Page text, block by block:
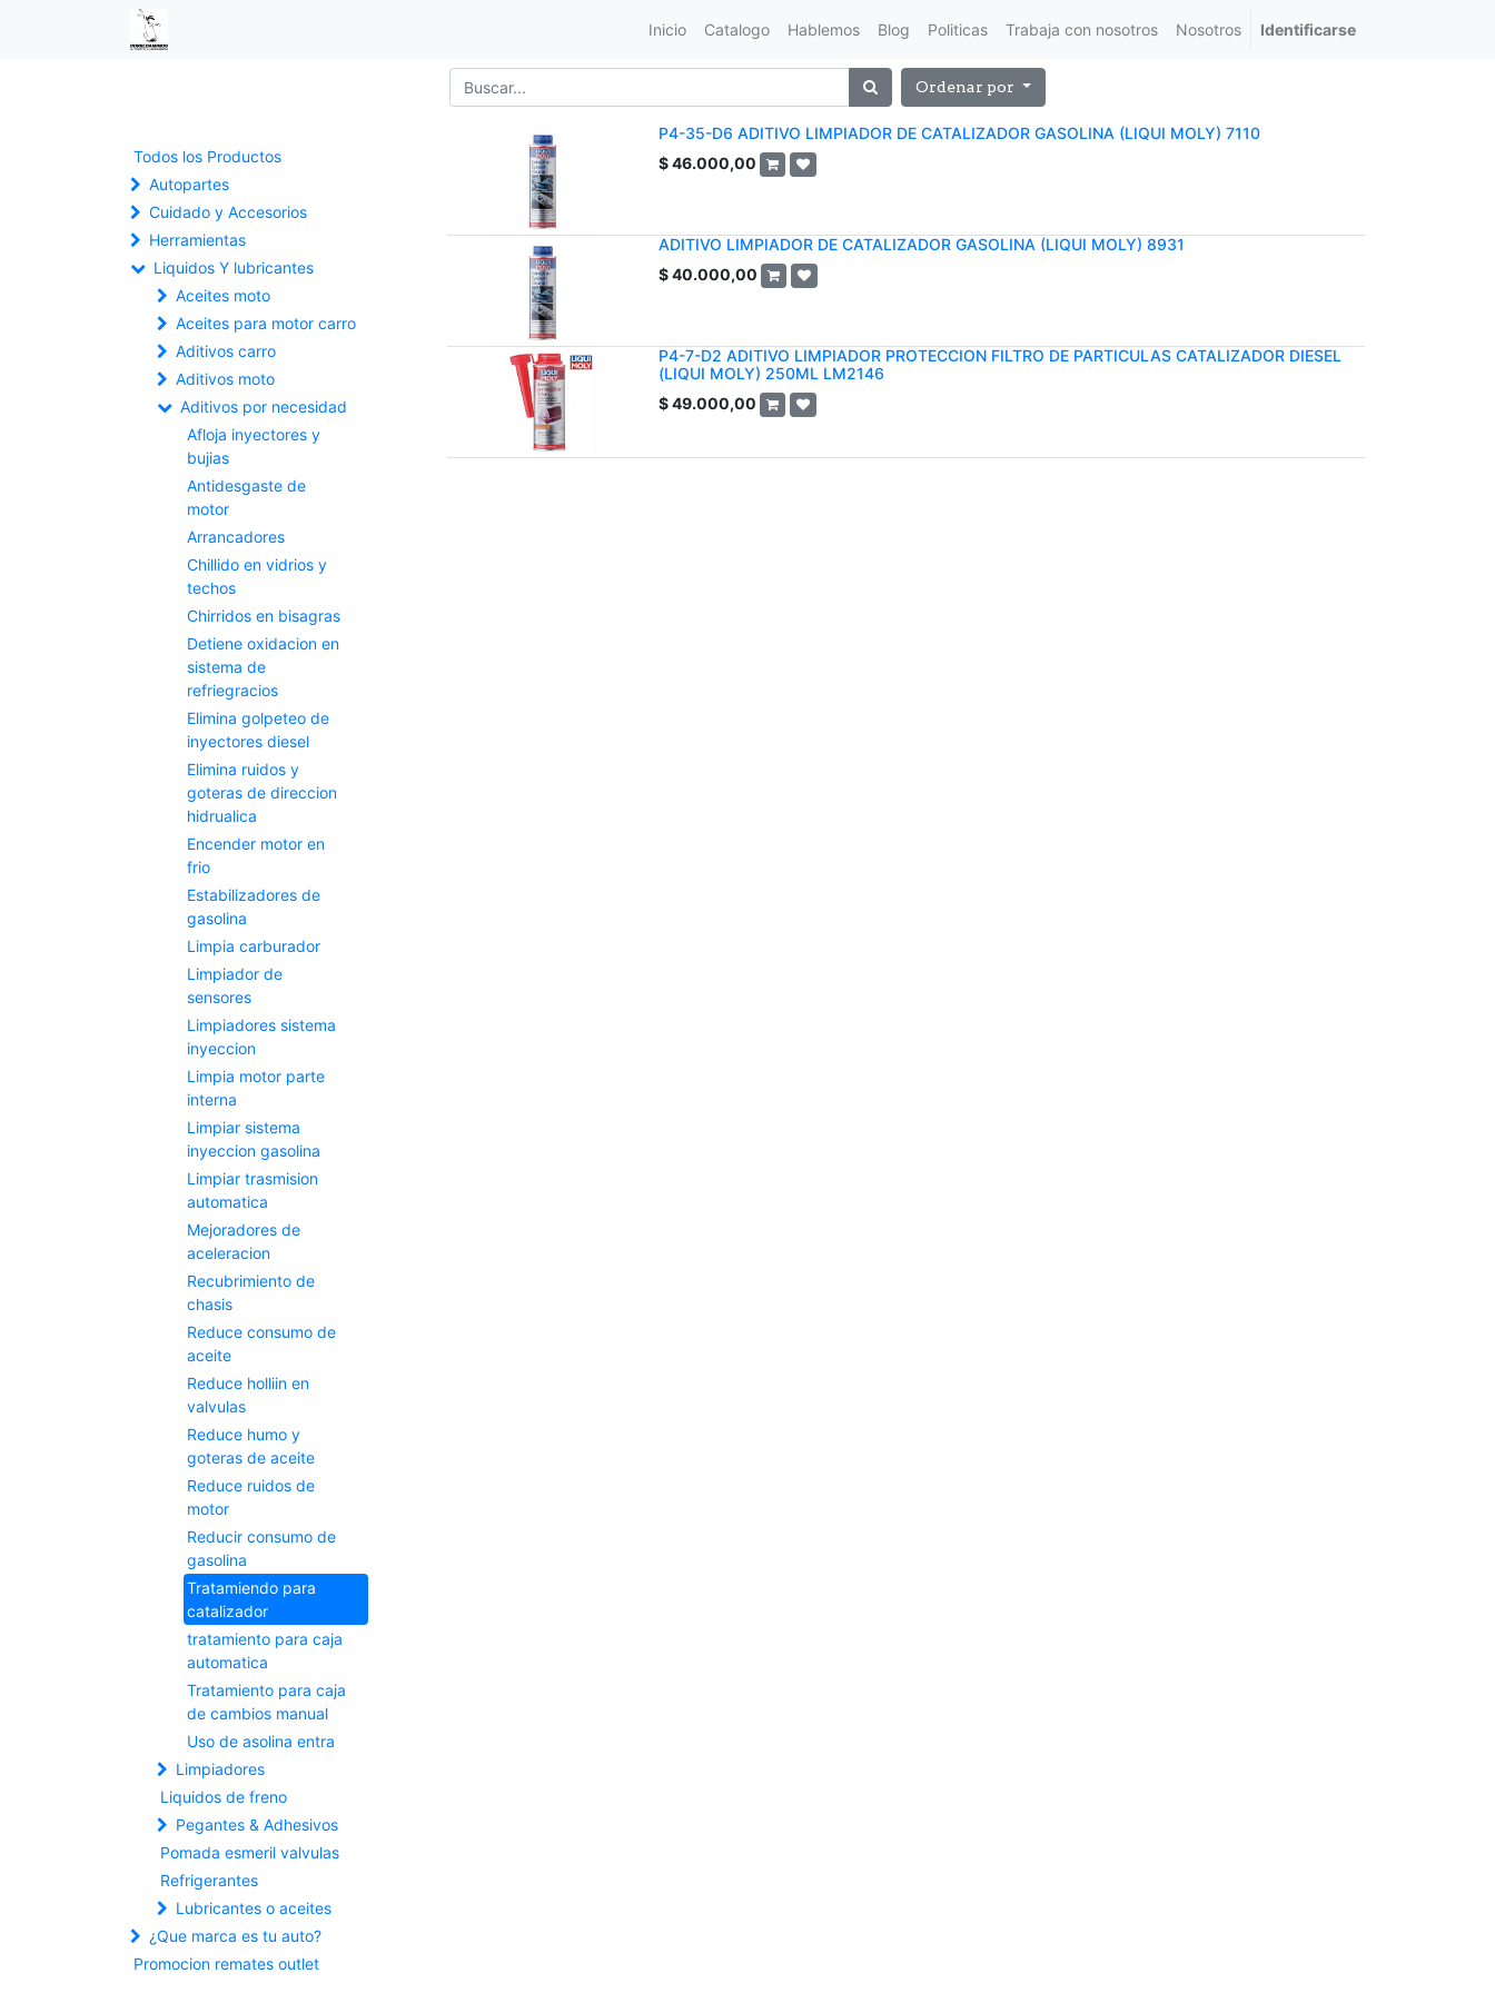
Inicio Catalogo Hablemos Blog Politicas Trabaja con nosotros Nosotros Identificarse
Ordenar por
Todos los Productos
Autopartes
Cuidado y Accesorios
Herramientas
Liquidos Y lubricantes
Aceites moto
Aceites para motor carro
Aditivos carro
Aditivos moto
Aditivos por necesidad
Afloja inyectores y
bujias
Antidesgaste de
motor
Arrancadores
Chillido en vidrios y
techos
Chirridos en bisagras
Detiene oxidacion en
sistema de
refriegracios
Elimina golpeteo de
inyectores diesel
Elimina ruidos y
goteras de direccion
hidrualica
Encender motor en
frio
Estabilizadores de
gasolina
Limpia carburador
Limpiador de
sensores
Limpiadores sistema
inyeccion
Limpia motor parte
interna
Limpiar sistema
inyeccion gasolina
Limpiar trasmision
automatica
Mejoradores de
aceleracion
Recubrimiento de
chasis
Reduce consumo de
aceite
Reduce holliin en
valvulas
Reduce humo y
goteras de aceite
Reduce ruidos de
motor
Reducir consumo de
gasolina
Tratamiendo para
catalizador
tratamiento para caja
automatica
Tratamiento para caja
de cambios manual
Uso de asolina entra
Limpiadores
Liquidos de freno
Pegantes & Adhesivos
Pomada esmeril valvulas
Refrigerantes
Lubricantes o aceites
¿Que marca es tu auto?
Promocion remates outlet
P4-35-D6 ADITIVO LIMPIADOR DE CATALIZADOR GASOLINA (LIQUI MOLY) 7110
$46.000,00
ADITIVO LIMPIADOR DE CATALIZADOR GASOLINA (LIQUI MOLY) 8931
$40.000,00
P4-7-D2 ADITIVO LIMPIADOR PROTECCION FILTRO DE PARTICULAS CATALIZADOR DIESEL
(LIQUI MOLY) 250ML LM2146
$49.000,00